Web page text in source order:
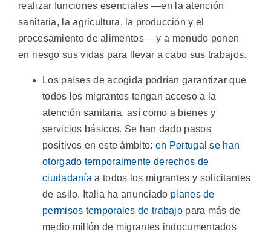
realizar funciones esenciales —en la atención
sanitaria, la agricultura, la producción y el
procesamiento de alimentos— y a menudo ponen
en riesgo sus vidas para llevar a cabo sus trabajos.
Los países de acogida podrían garantizar que
todos los migrantes tengan acceso a la
atención sanitaria, así como a bienes y
servicios básicos. Se han dado pasos
positivos en este ámbito: en Portugal se han
otorgado temporalmente derechos de
ciudadanía a todos los migrantes y solicitantes
de asilo. Italia ha anunciado planes de
permisos temporales de trabajo para más de
medio millón de migrantes indocumentados